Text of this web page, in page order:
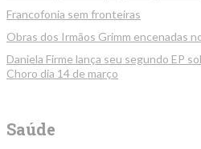
Francofonia sem fronteiras
Obras dos Irmãos Grimm encenadas
Daniela Firme lança seu segundo EP
Choro dia 14 de março
Saúde